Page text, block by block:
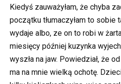
Kiedyś zauważyłam, że chyba
początku tłumaczyłam to sobie
wydaje albo, ze on to robi w
miesięcy później kuzynka
wyszła na jaw. Powiedział, że
ma na mnie wielką ochotę.